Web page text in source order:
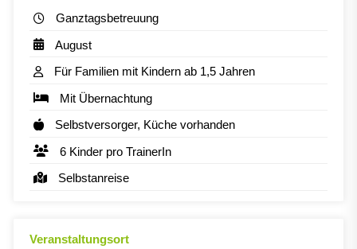
Ganztagsbetreuung
August
Für Familien mit Kindern ab 1,5 Jahren
Mit Übernachtung
Selbstversorger, Küche vorhanden
6 Kinder pro TrainerIn
Selbstanreise
Veranstaltungsort